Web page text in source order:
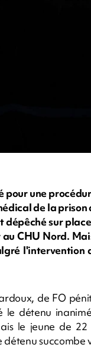
pour une
de la prison
sur
CHU Nord.
l'intervention
de FO
détenu
le jeune de
succombe